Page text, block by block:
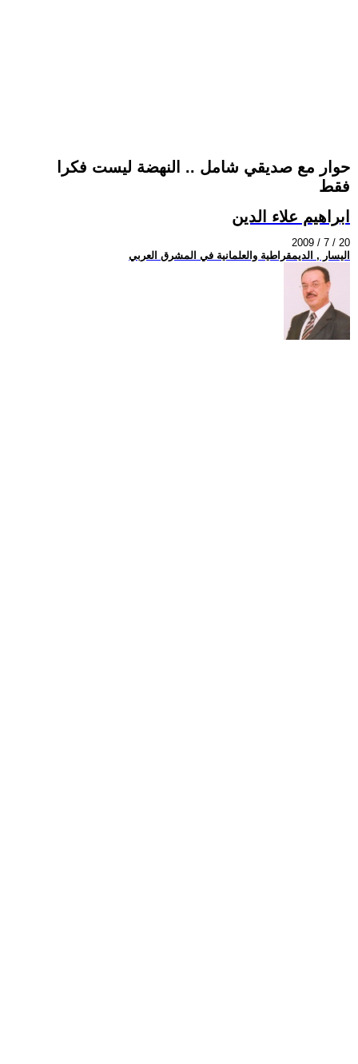
حوار مع صديقي شامل .. النهضة ليست فكرا
فقط
ابراهيم علاء الدين
2009 / 7 / 20
اليسار , الديمقراطية والعلمانية في المشرق العربي